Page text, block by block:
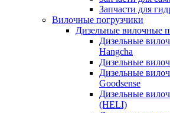
Запчасти для
Вилочные погрузчики
Дизельные вилочные
Дизельные
Hangcha
Дизельные
Дизельные
Goodsense
Дизельные
(HELI)